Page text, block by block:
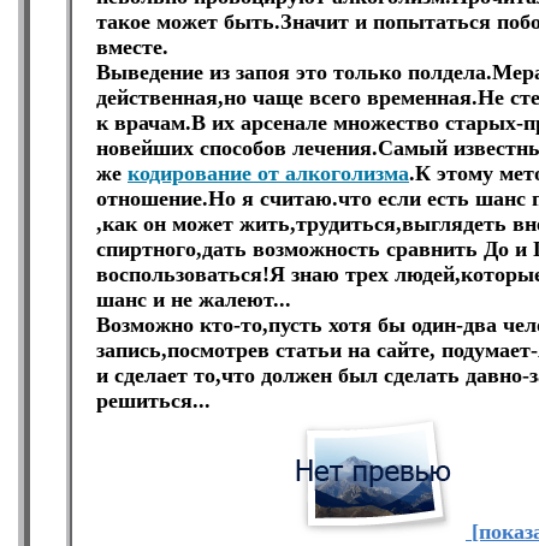
такое может быть.Значит и попытаться
вместе.
Выведение из запоя это только
действенная,но чаще всего временная.Не
к врачам.В их арсенале множество старых-
новейших способов лечения.Самый
же кодирование от алкоголизма.К этому
отношение.Но я считаю.что если есть шанс
,как он может жить,трудиться,выглядеть
спиртного,дать возможность сравнить До и
воспользоваться!Я знаю трех
шанс и не жалеют...
Возможно кто-то,пусть хотя бы один-два
запись,посмотрев статьи на сайте,
и сделает то,что должен был сделать давно-
решиться...